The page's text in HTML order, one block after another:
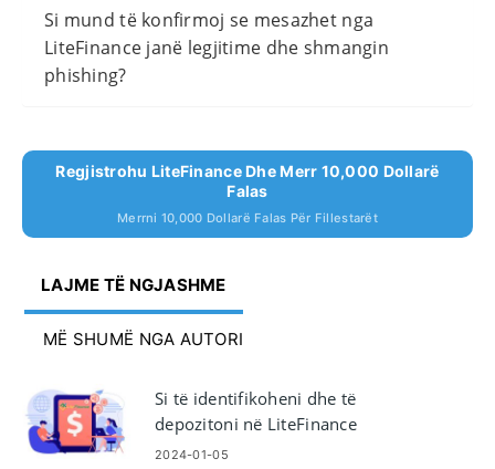
Si mund të konfirmoj se mesazhet nga
LiteFinance janë legjitime dhe shmangin
phishing?
Regjistrohu LiteFinance Dhe Merr 10,000 Dollarë
Falas
Merrni 10,000 Dollarë Falas Për Fillestarët
LAJME TË NGJASHME
MË SHUMË NGA AUTORI
Si të identifikoheni dhe të
depozitoni në LiteFinance
2024-01-05